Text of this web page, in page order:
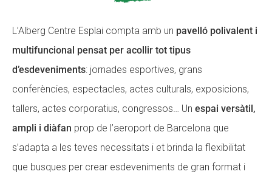
L’Alberg Centre Esplai compta amb un pavelló polivalent i
multifuncional pensat per acollir tot tipus
d’esdeveniments: jornades esportives, grans
conferències, espectacles, actes culturals, exposicions,
tallers, actes corporatius, congressos… Un espai versàtil,
ampli i diàfan prop de l’aeroport de Barcelona que
s’adapta a les teves necessitats i et brinda la flexibilitat
que busques per crear esdeveniments de gran format i
ACCIÓ SOCIAL I JOVES
ESPLAIS
SUPORT TERCER SECTOR
ACCIÓ SOCIAL I JOVES
ESPLAIS
SUPORT TERCER SECTOR